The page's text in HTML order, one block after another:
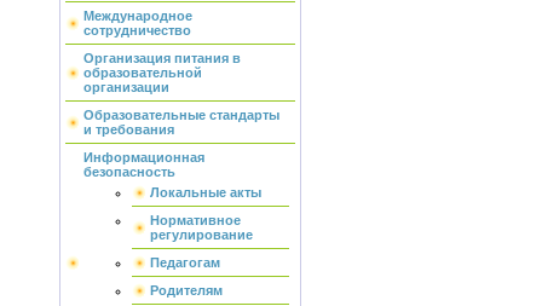
Международное
сотрудничество
Организация питания в
образовательной
организации
Образовательные стандарты
и требования
Информационная
безопасность
Локальные акты
Нормативное
регулирование
Педагогам
Родителям